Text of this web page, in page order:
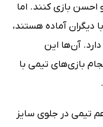
بازی کنند. اما
دیگران آماده هستند،
آن‌ها این
بازی‌های تیمی با
تیمی در جلوی سایز